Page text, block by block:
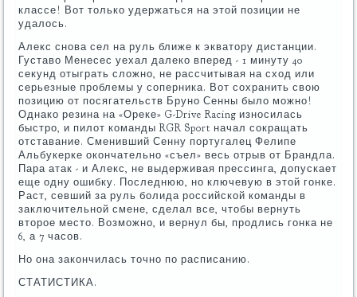
классе! Вот только удержаться на этой позиции не
удалось.
Алекс снова сел на руль ближе к экватору дистанции.
Густаво Менесес уехал далеко вперед - 1 минуту 40
секунд отыграть сложно, не рассчитывая на сход или
серьезные проблемы у соперника. Вот сохранить свою
позицию от посягательств Бруно Сенны было можно!
Однако резина на «Ореке» G-Drive Racing износилась
быстро, и пилот команды RGR Sport начал сокращать
отставание. Сменивший Сенну португалец Фелипе
Альбукерке окончательно «съел» весь отрыв от Брандла.
Пара атак - и Алекс, не выдерживая прессинга, допускает
еще одну ошибку. Последнюю, но ключевую в этой гонке.
Раст, севший за руль болида российской команды в
заключительной смене, сделал все, чтобы вернуть
второе место. Возможно, и вернул бы, продлись гонка не
6, а 7 часов.
Но она закончилась точно по расписанию.
СТАТИСТИКА.